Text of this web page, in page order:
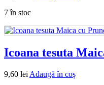
7 în stoc
Icoana tesuta
9,60 lei Adaugă în coș